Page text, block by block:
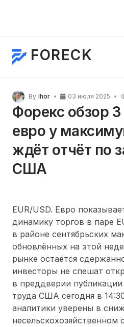
FORECK
By Ihor 03 июля 2025
Форекс обзор
евро у
ждёт отчёт по
США
EUR/USD. Евро
динамику торгов в паре
в районе сентябрьских
обновлённых на этой
рынке остаётся
инвесторы не спешат
в преддверии
труда США сегодня в
аналитики уверены в
несельскохозяйственном